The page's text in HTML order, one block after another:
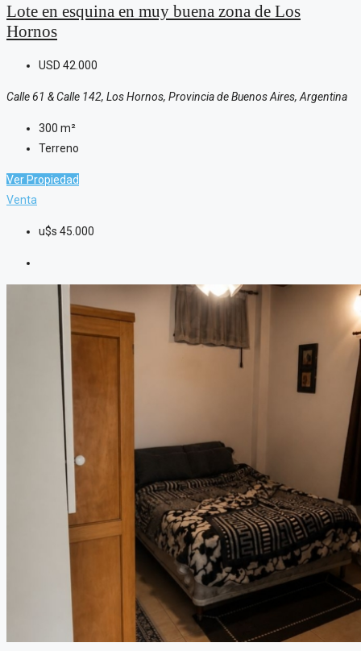
Lote en esquina en muy buena zona de Los
Hornos
USD 42.000
Calle 61 & Calle 142, Los Hornos, Provincia de Buenos Aires, Argentina
300 m²
Terreno
Ver Propiedad
Venta
u$s 45.000